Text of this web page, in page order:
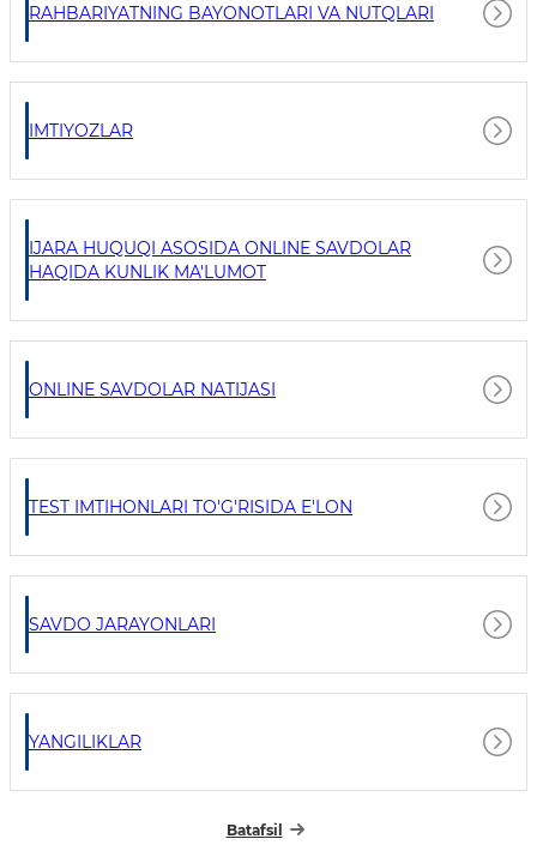
RAHBARIYATNING BAYONOTLARI VA NUTQLARI
IMTIYOZLAR
IJARA HUQUQI ASOSIDA ONLINE SAVDOLAR
HAQIDA KUNLIK MA'LUMOT
ONLINE SAVDOLAR NATIJASI
TEST IMTIHONLARI TO'G'RISIDA E'LON
SAVDO JARAYONLARI
YANGILIKLAR
Batafsil